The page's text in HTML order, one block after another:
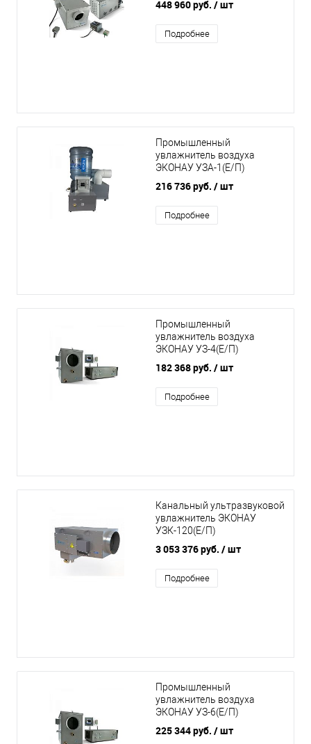
448 960 руб. / шт
Подробнее
Промышленный
увлажнитель воздуха
ЭКОНАУ УЗА-1(Е/П)
216 736 руб. / шт
Подробнее
Промышленный
увлажнитель воздуха
ЭКОНАУ УЗ-4(Е/П)
182 368 руб. / шт
Подробнее
Канальный ультразвуковой
увлажнитель ЭКОНАУ
УЗК-120(Е/П)
3 053 376 руб. / шт
Подробнее
Промышленный
увлажнитель воздуха
ЭКОНАУ УЗ-6(Е/П)
225 344 руб. / шт